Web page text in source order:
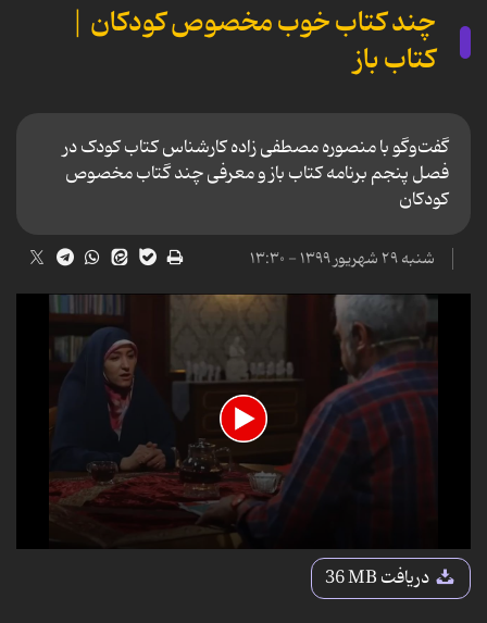
چند کتاب خوب مخصوص کودکان |
کتاب باز
گفت‌و‌گو با منصوره مصطفی زاده کارشناس کتاب کودک در
فصل پنجم برنامه کتاب باز و معرفی چند گتاب مخصوص
کودکان
شنبه ۲۹ شهریور ۱۳۹۹ - ۱۳:۳۰
0
دریافت36 MB